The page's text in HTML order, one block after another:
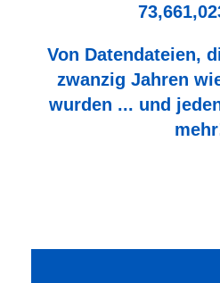
Von Datendateien,
zwanzig Jahren
wurden ... und